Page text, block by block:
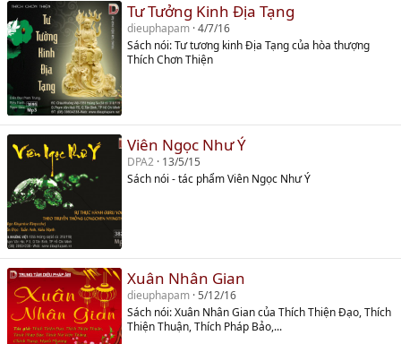
Tư Tưởng Kinh Địa Tạng
dieuphapam 4/7/16
Sách nói: Tư tương kinh Địa Tạng của hòa thượng
Thích Chơn Thiện
Viên Ngọc Như Ý
DPA2 13/5/15
Sách nói - tác phẩm Viên Ngọc Như Ý
Xuân Nhân Gian
dieuphapam 5/12/16
Sách nói: Xuân Nhân Gian của Thích Thiện Đạo, Thích
Thiện Thuận, Thích Pháp Bảo,...